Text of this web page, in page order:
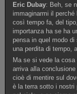
Eric Dubay: Beh, se
immaginarmi il perché
così tempo fa, del
importanza ha se ha
pensa in quel modo
una perdita di tempo,
Ma se si vede la
arriva alla
cioè di mentire sul
è la terra sotto i